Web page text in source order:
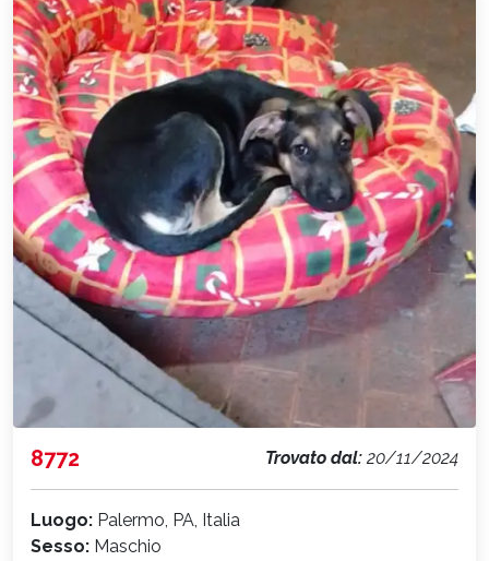
8772 Trovato dal:20/11/2024
Luogo: Palermo, PA, Italia
Sesso: Maschio